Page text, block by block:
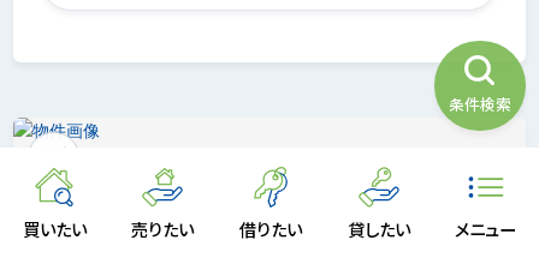
買いたい 売りたい 借りたい 貸したい メニュー
条件検索